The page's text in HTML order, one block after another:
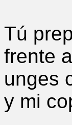
Tú
frente
unges
y mi